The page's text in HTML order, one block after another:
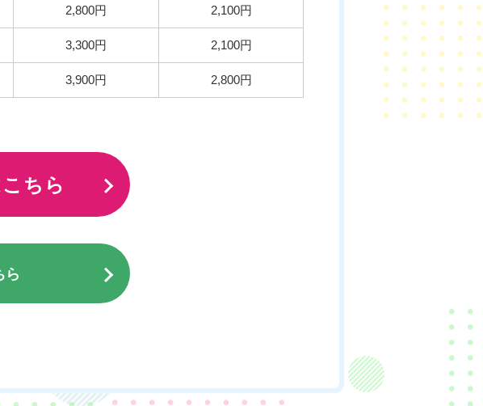
2,800円 2,100円
3,300円 2,100円
3,900円 2,800円
ちら
ら